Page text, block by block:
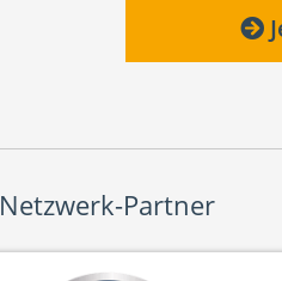
Netzwerk-Partner